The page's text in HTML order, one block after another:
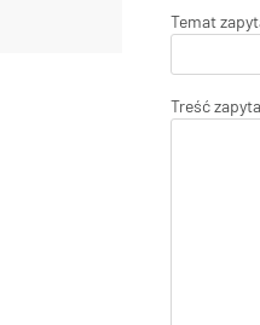
Temat
Treść